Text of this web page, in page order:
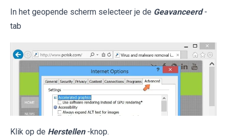
In het geopende scherm selecteer je de Geavanceerd -
tab
Klik op de Herstellen -knop.